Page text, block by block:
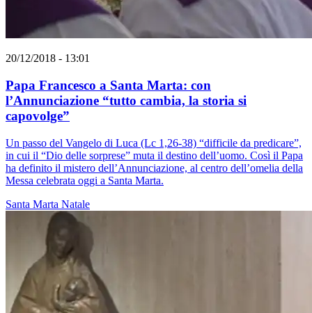
20/12/2018 - 13:01
Papa Francesco a Santa Marta: con
l’Annunciazione “tutto cambia, la storia si
capovolge”
Un passo del Vangelo di Luca (Lc 1,26-38) “difficile da predicare”,
in cui il “Dio delle sorprese” muta il destino dell’uomo. Così il Papa
ha definito il mistero dell’Annunciazione, al centro dell’omelia della
Messa celebrata oggi a Santa Marta.
Santa Marta Natale